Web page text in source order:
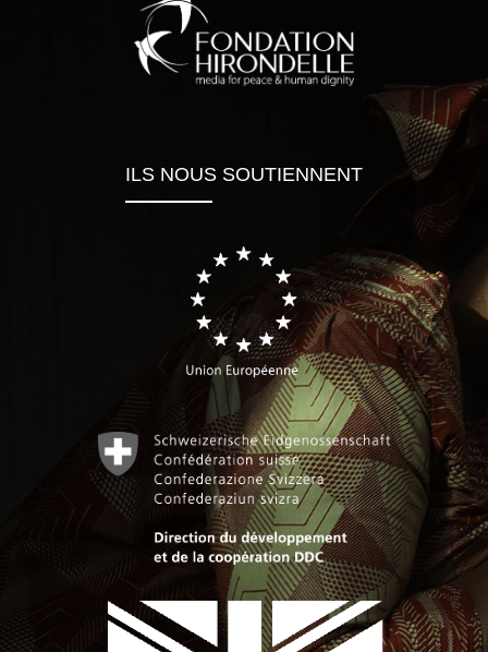
ILS NOUS SOUTIENNENT